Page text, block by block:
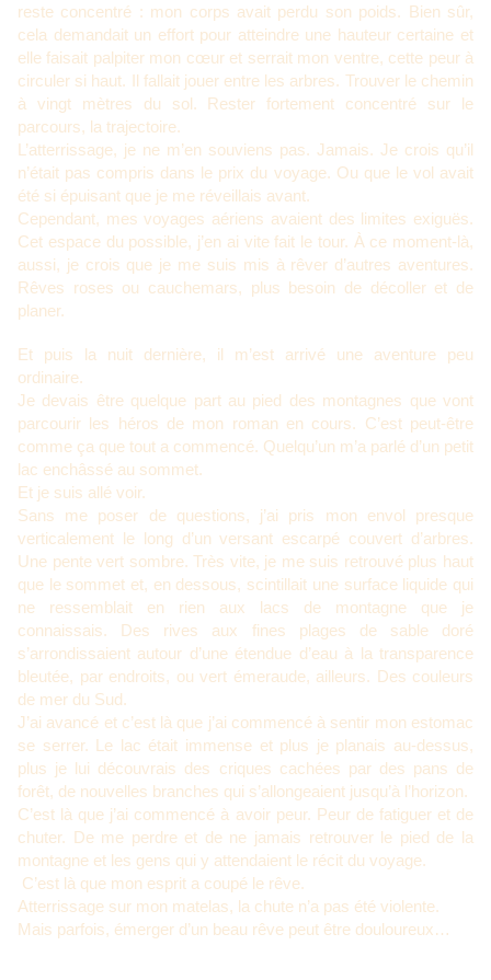
reste concentré : mon corps avait perdu son poids. Bien sûr,
cela demandait un effort pour atteindre une hauteur certaine et
elle faisait palpiter mon cœur et serrait mon ventre, cette peur à
circuler si haut. Il fallait jouer entre les arbres. Trouver le chemin
à vingt mètres du sol. Rester fortement concentré sur le
parcours, la trajectoire.
L’atterrissage, je ne m’en souviens pas. Jamais. Je crois qu’il
n’était pas compris dans le prix du voyage. Ou que le vol avait
été si épuisant que je me réveillais avant.
Cependant, mes voyages aériens avaient des limites exiguës.
Cet espace du possible, j’en ai vite fait le tour. À ce moment-là,
aussi, je crois que je me suis mis à rêver d’autres aventures.
Rêves roses ou cauchemars, plus besoin de décoller et de
planer.
Et puis la nuit dernière, il m’est arrivé une aventure peu
ordinaire.
Je devais être quelque part au pied des montagnes que vont
parcourir les héros de mon roman en cours. C’est peut-être
comme ça que tout a commencé. Quelqu’un m’a parlé d’un petit
lac enchâssé au sommet.
Et je suis allé voir.
Sans me poser de questions, j’ai pris mon envol presque
verticalement le long d’un versant escarpé couvert d’arbres.
Une pente vert sombre. Très vite, je me suis retrouvé plus haut
que le sommet et, en dessous, scintillait une surface liquide qui
ne ressemblait en rien aux lacs de montagne que je
connaissais. Des rives aux fines plages de sable doré
s’arrondissaient autour d’une étendue d’eau à la transparence
bleutée, par endroits, ou vert émeraude, ailleurs. Des couleurs
de mer du Sud.
J’ai avancé et c’est là que j’ai commencé à sentir mon estomac
se serrer. Le lac était immense et plus je planais au-dessus,
plus je lui découvrais des criques cachées par des pans de
forêt, de nouvelles branches qui s’allongeaient jusqu’à l’horizon.
C’est là que j’ai commencé à avoir peur. Peur de fatiguer et de
chuter. De me perdre et de ne jamais retrouver le pied de la
montagne et les gens qui y attendaient le récit du voyage.
C’est là que mon esprit a coupé le rêve.
Atterrissage sur mon matelas, la chute n’a pas été violente.
Mais parfois, émerger d’un beau rêve peut être douloureux…